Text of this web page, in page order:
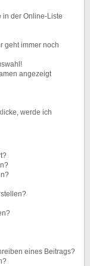
in der Online-Liste
geht immer noch
angezeigt
werde ich
eines Beitrags?